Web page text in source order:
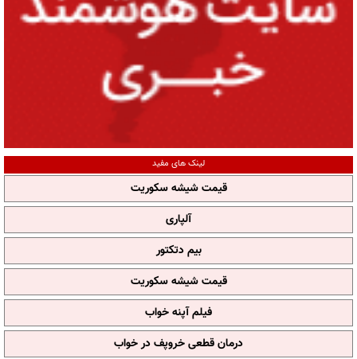
لینک های مفید
قیمت شیشه سکوریت
آلپاری
بیم دتکتور
قیمت شیشه سکوریت
فیلم آپنه خواب
درمان قطعی خروپف در خواب